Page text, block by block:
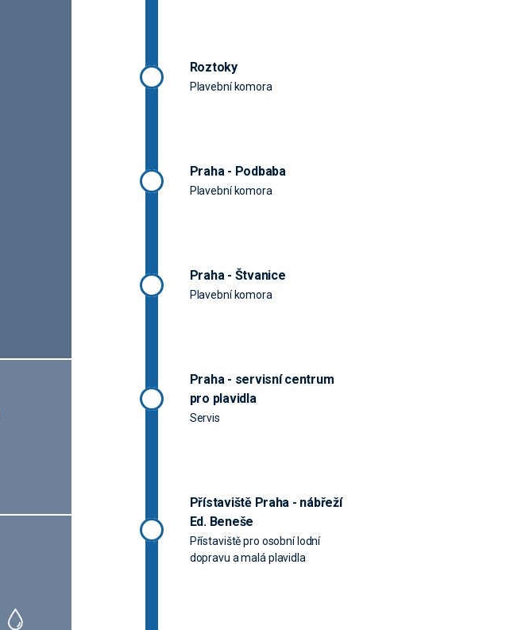
Roztoky
Plavební komora
Praha - Podbaba
Plavební komora
Praha - Štvanice
Plavební komora
Praha - servisní centrum
pro plavidla
Servis
Přístaviště Praha - nábřeží
Ed. Beneše
Přístaviště pro osobní lodní
dopravu a malá plavidla